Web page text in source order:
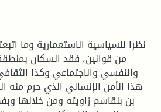
نظرا للسياسية الاستعمارية وما
من قوانين، فقد السكان
والنفسي والاجتماعي وكذا
هذا الأمن الإنساني الذي حرم
بن بلقاسم زاويته ومن خلالها